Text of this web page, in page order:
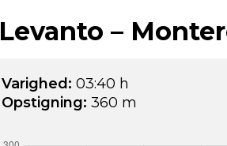
Levanto –
Varighed: 03:40 h
Opstigning: 360 m